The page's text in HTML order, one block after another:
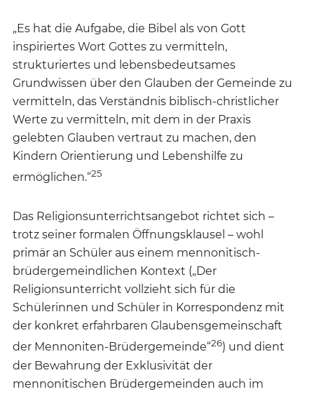
„Es hat die Aufgabe, die Bibel als von Gott
inspiriertes Wort Gottes zu vermitteln,
strukturiertes und lebensbedeutsames
Grundwissen über den Glauben der Gemeinde zu
vermitteln, das Verständnis biblisch-christlicher
Werte zu vermitteln, mit dem in der Praxis
gelebten Glauben vertraut zu machen, den
Kindern Orientierung und Lebenshilfe zu
ermöglichen.“25
Das Religionsunterrichtsangebot richtet sich –
trotz seiner formalen Öffnungsklausel – wohl
primär an Schüler aus einem mennonitisch-
brüdergemeindlichen Kontext („Der
Religionsunterricht vollzieht sich für die
Schülerinnen und Schüler in Korrespondenz mit
der konkret erfahrbaren Glaubensgemeinschaft
der Mennoniten-Brüdergemeinde“26) und dient
der Bewahrung der Exklusivität der
mennonitischen Brüdergemeinden auch im